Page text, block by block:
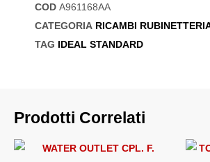
COD A961168AA
CATEGORIA RICAMBI
TAG IDEAL STANDARD
Prodotti Correlati